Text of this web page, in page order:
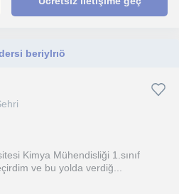
beriylrıö
Kimya Mühendisliği 1.sınıf
ve bu yolda verdiğ...